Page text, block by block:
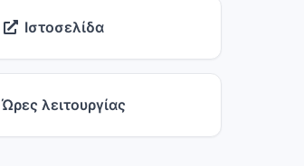
Ιστοσελίδα
Ώρες λειτουργίας